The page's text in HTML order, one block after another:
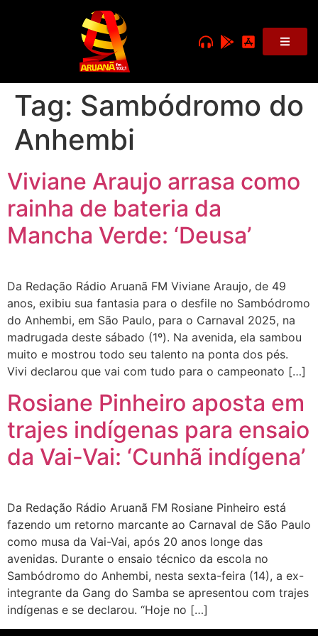
Tag: Sambódromo do
Anhembi
Viviane Araujo arrasa como
rainha de bateria da
Mancha Verde: ‘Deusa’
Da Redação Rádio Aruanã FM Viviane Araujo, de 49
anos, exibiu sua fantasia para o desfile no Sambódromo
do Anhembi, em São Paulo, para o Carnaval 2025, na
madrugada deste sábado (1º). Na avenida, ela sambou
muito e mostrou todo seu talento na ponta dos pés.
Vivi declarou que vai com tudo para o campeonato […]
Rosiane Pinheiro aposta em
trajes indígenas para ensaio
da Vai-Vai: ‘Cunhã indígena’
Da Redação Rádio Aruanã FM Rosiane Pinheiro está
fazendo um retorno marcante ao Carnaval de São Paulo
como musa da Vai-Vai, após 20 anos longe das
avenidas. Durante o ensaio técnico da escola no
Sambódromo do Anhembi, nesta sexta-feira (14), a ex-
integrante da Gang do Samba se apresentou com trajes
indígenas e se declarou. “Hoje no […]